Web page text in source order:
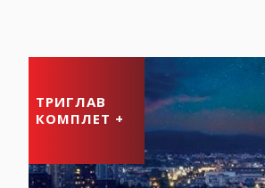
ТРИГЛАВ
КОМПЛЕТ +